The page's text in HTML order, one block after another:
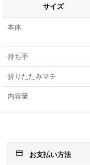
サイズ
本体
持ち手
折りたたみマチ
内容量
payment お支払い方法